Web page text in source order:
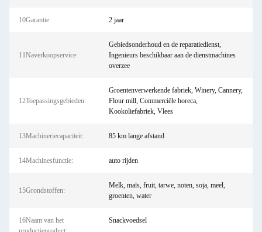
10Garantie: 2 jaar
11Naverkoopservice:
Gebiedsonderhoud en de reparatiedienst,
Ingenieurs beschikbaar aan de dienstmachines
overzee
12Toepassingsgebieden:
Groentenverwerkende fabriek, Winery, Cannery,
Flour mill, Commerciële horeca,
Kookoliefabriek, Vlees
13Machineriecapaciteit: 85 km lange afstand
14Machinesfunctie: auto rijden
15Grondstoffen:
Melk, maïs, fruit, tarwe, noten, soja, meel,
groenten, water
16Naam van het
Snackvoedsel